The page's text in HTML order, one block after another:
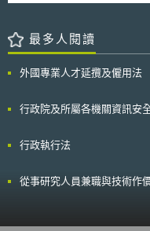
最多人閱讀
外國專業人才延攬及僱用法
行政院及所屬各機關資訊安
行政執行法
從事研究人員兼職與技術作